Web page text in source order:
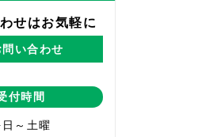
せはお気軽に
問い合わせ
付時間
～土曜